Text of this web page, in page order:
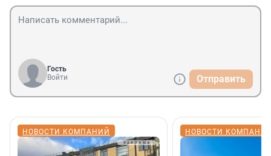
Гость
Войти
Отправить
НОВОСТИ КОМПАНИЙ НОВОСТИ